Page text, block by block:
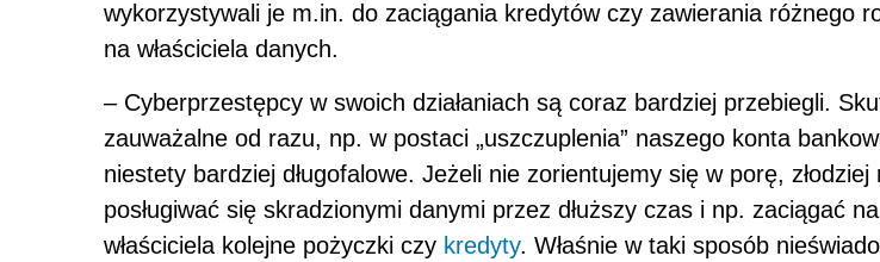
wykorzystywali je m.in. do zaciągania kredytów czy zawierania różnego
na właściciela danych.
– Cyberprzestępcy w swoich działaniach są coraz bardziej przebiegli.
zauważalne od razu, np. w postaci „uszczuplenia” naszego konta
niestety bardziej długofalowe. Jeżeli nie zorientujemy się w porę, złodziej
posługiwać się skradzionymi danymi przez dłuższy czas i np. zaciągać
właściciela kolejne pożyczki czy kredyty. Właśnie w taki sposób